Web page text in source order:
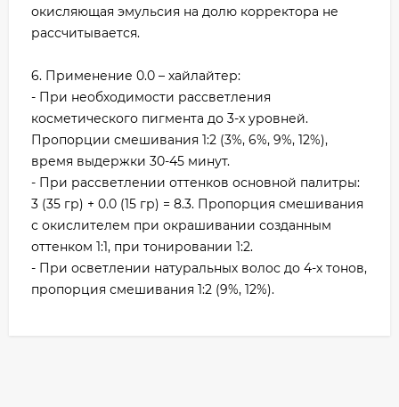
окисляющая эмульсия на долю корректора не
рассчитывается.
6. Применение 0.0 – хайлайтер:
- При необходимости рассветления
косметического пигмента до 3-х уровней.
Пропорции смешивания 1:2 (3%, 6%, 9%, 12%),
время выдержки 30-45 минут.
- При рассветлении оттенков основной палитры:
3 (35 гр) + 0.0 (15 гр) = 8.3. Пропорция смешивания
с окислителем при окрашивании созданным
оттенком 1:1, при тонировании 1:2.
- При осветлении натуральных волос до 4-х тонов,
пропорция смешивания 1:2 (9%, 12%).